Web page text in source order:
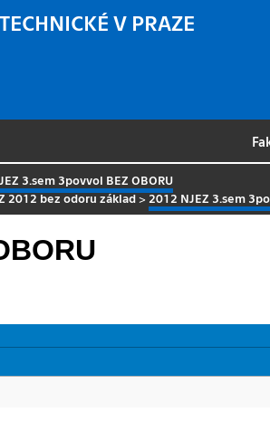
V PRAZE
3.sem 3povvol BEZ OBORU
2012 bez odoru základ>2012 NJEZ 3.sem